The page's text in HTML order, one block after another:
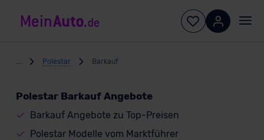
Polestar Barkauf
Polestar Barkauf Angebote
Barkauf Angebote zu Top-Preisen
Polestar Modelle vom Marktführer